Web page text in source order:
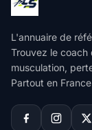
L'annuaire de
Trouvez le coach
musculation,
Partout en